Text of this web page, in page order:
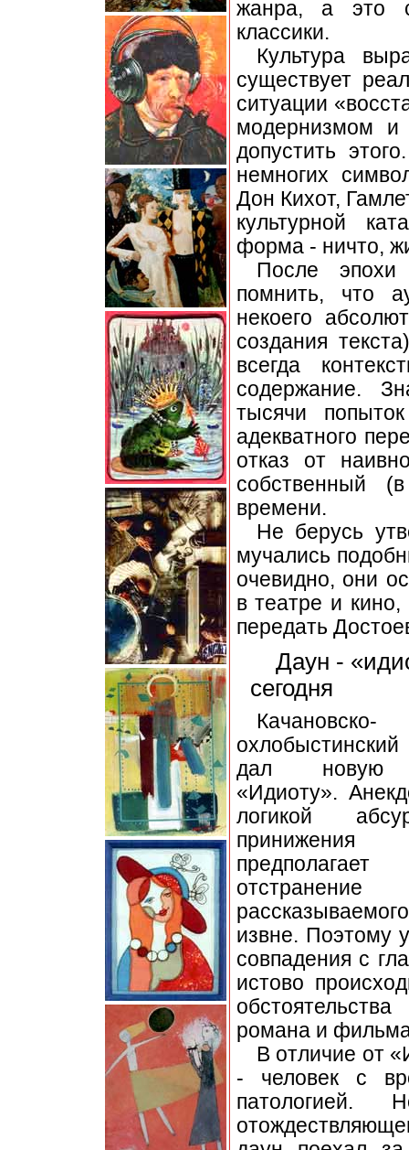
жанра, а это
классики.
Культура
существует
ситуации
модернизмом и
допустить
немногих
Дон Кихот,
культурной
форма - ничто,
После эпохи
помнить, что
некоего
создания
всегда
содержание.
тысячи
адекватного
отказ от
собственный
времени.
Не берусь
мучались
очевидно, они
в театре и
передать
Даун -
сегодня
Качановско-
дал новую
«Идиоту».
логикой
принижения
предполагает
извне. Поэтому
совпадения с
истово
романа и
В отличие от
- человек с
патологией.